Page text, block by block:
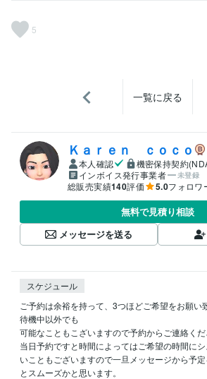
5
一覧に戻る
Ｋａｒｅｎ ｃｏｃｏ
本人確認
機密保持契約
インボイス発行事業者
未登録
総販売実績140評価 5.0フォロワ
無料で見積り相談
メッセージを送る
スケジュール
ご予約は余裕を持って、3つほどご希望をお願い
待機中以外でも
可能なこともこざいますので予約からご連絡くだ
当日予約ですと時間によってはご希望の時間に
いこともございますので一旦メッセージから予
とスムーズかと思います。